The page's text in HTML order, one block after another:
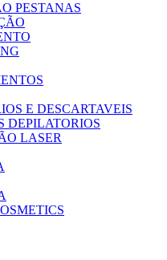
PESTANAS
E DESCARTAVEIS
DEPILATORIOS
LASER